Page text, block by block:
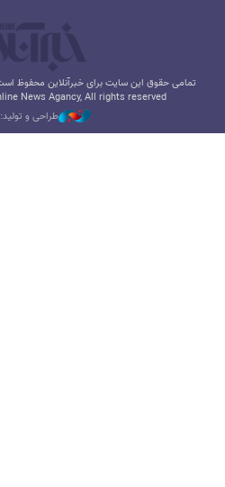
تمامی حقوق این سایت برای خبرآنلاین محفوظ
News Agancy, All rights reserved
طراحی و